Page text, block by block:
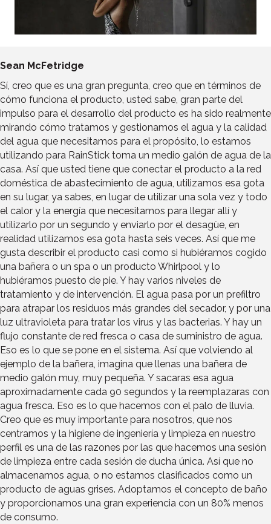
Sean McFetridge
Sí, creo que es una gran pregunta, creo que en términos de
cómo funciona el producto, usted sabe, gran parte del
impulso para el desarrollo del producto es ha sido realmente
mirando cómo tratamos y gestionamos el agua y la calidad
del agua que necesitamos para el propósito, lo estamos
utilizando para RainStick toma un medio galón de agua de la
casa. Así que usted tiene que conectar el producto a la red
doméstica de abastecimiento de agua, utilizamos esa gota
en su lugar, ya sabes, en lugar de utilizar una sola vez y todo
el calor y la energía que necesitamos para llegar allí y
utilizarlo por un segundo y enviarlo por el desagüe, en
realidad utilizamos esa gota hasta seis veces. Así que me
gusta describir el producto casi como si hubiéramos cogido
una bañera o un spa o un producto Whirlpool y lo
hubiéramos puesto de pie. Y hay varios niveles de
tratamiento y de intervención. El agua pasa por un prefiltro
para atrapar los residuos más grandes del secador, y por una
luz ultravioleta para tratar los virus y las bacterias. Y hay un
flujo constante de red fresca o casa de suministro de agua.
Eso es lo que se pone en el sistema. Así que volviendo al
ejemplo de la bañera, imagina que llenas una bañera de
medio galón muy, muy pequeña. Y sacaras esa agua
aproximadamente cada 90 segundos y la reemplazaras con
agua fresca. Eso es lo que hacemos con el palo de lluvia.
Creo que es muy importante para nosotros, que nos
centramos y la higiene de ingeniería y limpieza en nuestro
perfil es una de las razones por las que hacemos una sesión
de limpieza entre cada sesión de ducha única. Así que no
almacenamos agua, o no estamos clasificados como un
producto de aguas grises. Adoptamos el concepto de baño
y proporcionamos una gran experiencia con un 80% menos
de consumo.